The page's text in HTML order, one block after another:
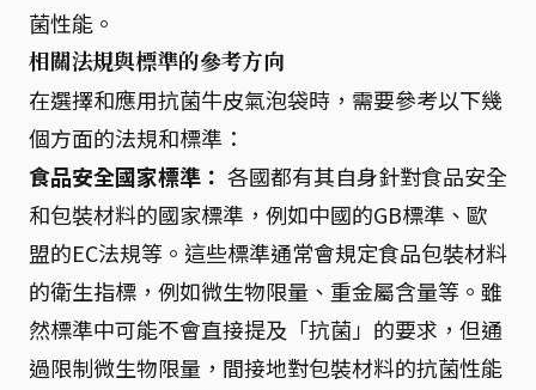
菌性能。
相關法規與標準的參考方向
在選擇和應用抗菌牛皮氣泡袋時，需要參考以下幾
個方面的法規和標準：
食品安全國家標準： 各國都有其自身針對食品安全
和包裝材料的國家標準，例如中國的GB標準、歐
盟的EC法規等。這些標準通常會規定食品包裝材料
的衛生指標，例如微生物限量、重金屬含量等。雖
然標準中可能不會直接提及「抗菌」的要求，但通
過限制微生物限量，間接地對包裝材料的抗菌性能